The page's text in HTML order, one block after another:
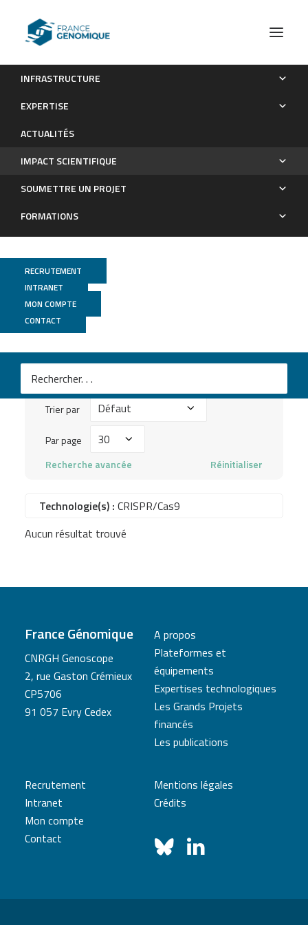
INFRASTRUCTURE
EXPERTISE
ACTUALITÉS
IMPACT SCIENTIFIQUE
SOUMETTRE UN PROJET
FORMATIONS
RECRUTEMENT
INTRANET
MON COMPTE
CONTACT
Publications
Mots
clés
Trier par
Trier
Par page
Par
Recherche avancée Réinitialiser
Technologie(s) : CRISPR/Cas9
Aucun résultat trouvé
France Génomique
CNRGH Genoscope
2, rue Gaston Crémieux
CP5706
91 057 Evry Cedex
A propos
Plateformes et
équipements
Expertises technologiques
Les Grands Projets
financés
Les publications
Recrutement
Intranet
Mon compte
Contact
Mentions légales
Crédits